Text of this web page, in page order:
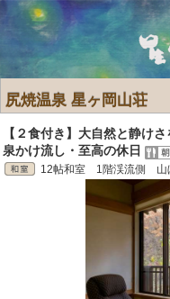
尻焼温泉 星ヶ岡山荘
【２食付き】大自然と静け
泉かけ流し・至高の休日
12帖和室 1階渓流側 山